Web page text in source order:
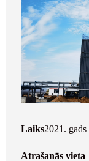
Laiks2021. gads
Atrašanās vieta